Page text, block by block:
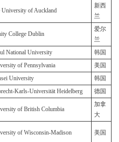
University of Auckland
新西
兰
College Dublin
爱尔
兰
National University
韩国
of Pennsylvania
美国
University
韩国
Karls-Universität Heidelberg 德国
of British Columbia
加拿
大
of Wisconsin-Madison 美国